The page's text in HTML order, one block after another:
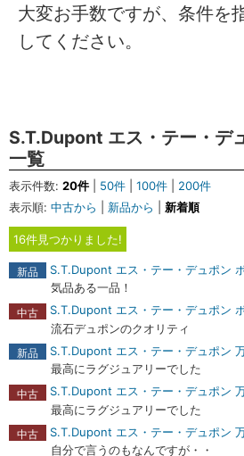
大変お手数ですが、条件を
してください。
S.T.Dupont エス・テー・デ
一覧
表示件数: 20件 50件 100件
200件
表示順: 中古から 新品から 新着順
16件見つかりました!
新品
S.T.Dupont エス・テー・デュポン ボールペン D-イニシャル
気品ある一品！
中古
S.T.Dupont エス・テー・デュポン ボールペン リミテ
流石デュポンのクオリティ
新品
S.T.Dupont エス・テー・デュポン 万年筆 ラインD L ギヨシェアンダーラッカー
最高にラグジュアリーでした
中古
S.T.Dupont エス・テー・デュポン 万年筆 ラインD L ギヨシェアンダーラッ
最高にラグジュアリーでした
中古
S.T.Dupont エス・テー・デュポン 万年筆 エリプシス プラチナ
自分で言うのもなんですが・・